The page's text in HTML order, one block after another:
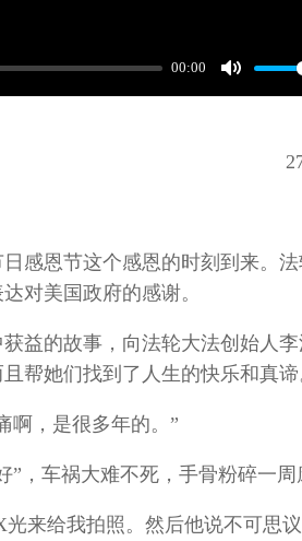
00:00
感恩节这个感恩的时刻到来。
对美国政府的感谢。
益的故事，向法轮大法创始人
帮她们找到了人生的快乐和真谛
啊，是很多年的。”
，车祸大难不死，手骨粉碎一周
来给我拍照。然后他说不可思